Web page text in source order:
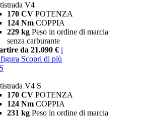
V4
170 CV POTENZA
124 Nm COPPIA
229 kg Peso in ordine di marcia
senza carburante
da 21.090 € i
Scopri di più
V4 S
170 CV POTENZA
124 Nm COPPIA
231 kg Peso in ordine di marcia